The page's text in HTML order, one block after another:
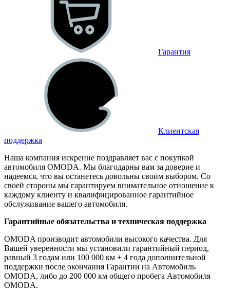
Гарантия
Клиентская
поддержка
Наша компания искренне поздравляет вас с покупкой
автомобиля OMODA. Мы благодарны вам за доверие и
надеемся, что вы останетесь довольны своим выбором. Со
своей стороны мы гарантируем внимательное отношение к
каждому клиенту и квалифицированное гарантийное
обслуживание вашего автомобиля.
Гарантийные обязательства и техническая поддержка
OMODA производит автомобили высокого качества. Для
Вашей уверенности мы установили гарантийный период,
равный 3 годам или 100 000 км + 4 года дополнительной
поддержки после окончания Гарантии на Автомобиль
OMODA, либо до 200 000 км общего пробега Автомобиля
OMODA.